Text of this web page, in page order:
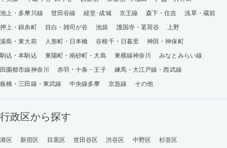
池上・多摩川線
世田谷線 経堂･成城 京王線 森下・住吉
浅草・蔵前
押上・錦糸町
目白・雑司が谷 池袋 護国寺・茗荷谷
上野
湯島・東大前
人形町・日本橋 谷根千・日暮里
神田・神保町
駒込・本駒込
東陽町・南砂町・大島 東横線神奈川
みなとみらい線
田園都市線神奈川
赤羽・十条・王子
練馬・大江戸線・西武線
板橋・三田線・東武線
中央線多摩 京急線 その他
行政区から探す
港区 新宿区 目黒区 世田谷区 渋谷区 中野区 杉並区